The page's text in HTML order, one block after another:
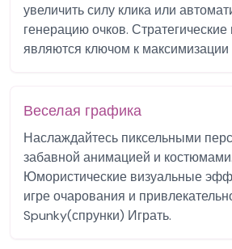
увеличить силу клика или
генерацию очков. Стратегические
являются ключом к максимизации
Веселая графика
Наслаждайтесь пиксельными
забавной анимацией и костюмами.
Юмористические визуальные
игре очарования и
Spunky(спрунки) Играть.